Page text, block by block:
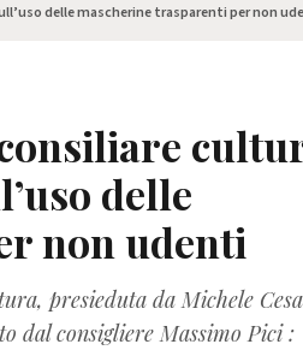
delle mascherine trasparenti per non
delle
non udenti
presieduta da Michele
dal consigliere Massimo Pici :